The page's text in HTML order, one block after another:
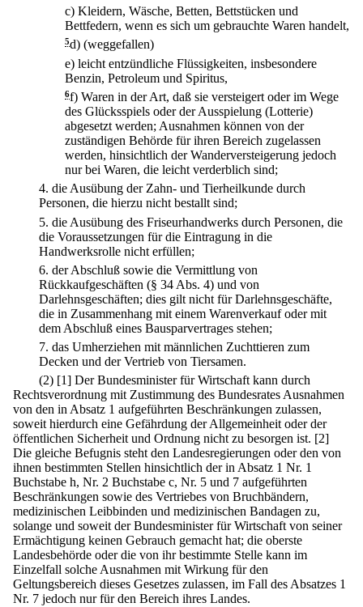
c) Kleidern, Wäsche, Betten, Bettstücken und
Bettfedern, wenn es sich um gebrauchte Waren handelt,
5d) (weggefallen)
e) leicht entzündliche Flüssigkeiten, insbesondere
Benzin, Petroleum und Spiritus,
6f) Waren in der Art, daß sie versteigert oder im Wege
des Glücksspiels oder der Ausspielung (Lotterie)
abgesetzt werden; Ausnahmen können von der
zuständigen Behörde für ihren Bereich zugelassen
werden, hinsichtlich der Wanderversteigerung jedoch
nur bei Waren, die leicht verderblich sind;
4. die Ausübung der Zahn- und Tierheilkunde durch
Personen, die hierzu nicht bestallt sind;
5. die Ausübung des Friseurhandwerks durch Personen, die
die Voraussetzungen für die Eintragung in die
Handwerksrolle nicht erfüllen;
6. der Abschluß sowie die Vermittlung von
Rückkaufgeschäften (§ 34 Abs. 4) und von
Darlehnsgeschäften; dies gilt nicht für Darlehnsgeschäfte,
die in Zusammenhang mit einem Warenverkauf oder mit
dem Abschluß eines Bausparvertrages stehen;
7. das Umherziehen mit männlichen Zuchttieren zum
Decken und der Vertrieb von Tiersamen.
(2) [1] Der Bundesminister für Wirtschaft kann durch
Rechtsverordnung mit Zustimmung des Bundesrates Ausnahmen
von den in Absatz 1 aufgeführten Beschränkungen zulassen,
soweit hierdurch eine Gefährdung der Allgemeinheit oder der
öffentlichen Sicherheit und Ordnung nicht zu besorgen ist. [2]
Die gleiche Befugnis steht den Landesregierungen oder den von
ihnen bestimmten Stellen hinsichtlich der in Absatz 1 Nr. 1
Buchstabe h, Nr. 2 Buchstabe c, Nr. 5 und 7 aufgeführten
Beschränkungen sowie des Vertriebes von Bruchbändern,
medizinischen Leibbinden und medizinischen Bandagen zu,
solange und soweit der Bundesminister für Wirtschaft von seiner
Ermächtigung keinen Gebrauch gemacht hat; die oberste
Landesbehörde oder die von ihr bestimmte Stelle kann im
Einzelfall solche Ausnahmen mit Wirkung für den
Geltungsbereich dieses Gesetzes zulassen, im Fall des Absatzes 1
Nr. 7 jedoch nur für den Bereich ihres Landes.